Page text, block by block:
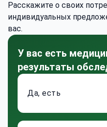
Расскажите о своих
индивидуальных
вас.
У вас есть
результаты
Да, есть